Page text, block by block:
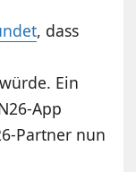
, dass
Ein
App
Partner nun